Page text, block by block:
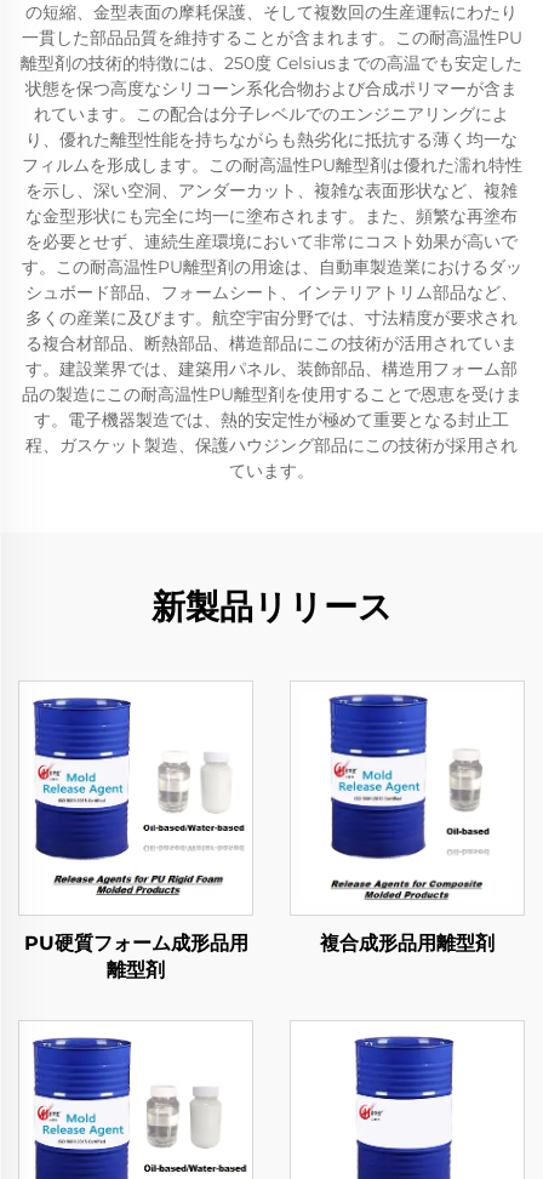
の短縮、金型表面の摩耗保護、そして複数回の生産運転にわたり
一貫した部品品質を維持することが含まれます。この耐高温性PU
離型剤の技術的特徴には、250度 Celsiusまでの高温でも安定した
状態を保つ高度なシリコーン系化合物および合成ポリマーが含ま
れています。この配合は分子レベルでのエンジニアリングによ
り、優れた離型性能を持ちながらも熱劣化に抵抗する薄く均一な
フィルムを形成します。この耐高温性PU離型剤は優れた濡れ特性
を示し、深い空洞、アンダーカット、複雑な表面形状など、複雑
な金型形状にも完全に均一に塗布されます。また、頻繁な再塗布
を必要とせず、連続生産環境において非常にコスト効果が高いで
す。この耐高温性PU離型剤の用途は、自動車製造業におけるダッ
シュボード部品、フォームシート、インテリアトリム部品など、
多くの産業に及びます。航空宇宙分野では、寸法精度が要求され
る複合材部品、断熱部品、構造部品にこの技術が活用されていま
す。建設業界では、建築用パネル、装飾部品、構造用フォーム部
品の製造にこの耐高温性PU離型剤を使用することで恩恵を受けま
す。電子機器製造では、熱的安定性が極めて重要となる封止工
程、ガスケット製造、保護ハウジング部品にこの技術が採用され
ています。
新製品リリース
PU硬質フォーム成形品用
離型剤
複合成形品用離型剤